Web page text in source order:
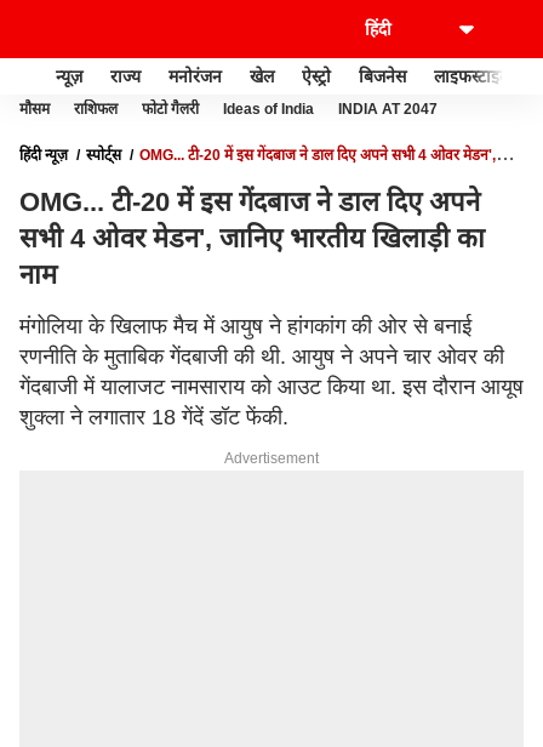
न्यूज़ राज्य मनोरंजन खेल ऐस्ट्रो बिजनेस लाइफस्टाइल
मौसम राशिफल फोटो गैलरी Ideas of India INDIA AT 2047
हिंदी न्यूज़ स्पोर्ट्स
OMG... टी-20 में इस गेंदबाज ने डाल दिए अपने सभी 4 ओवर मेडन',
OMG... टी-20 में इस गेंदबाज ने डाल दिए अपने
सभी 4 ओवर मेडन', जानिए भारतीय खिलाड़ी का
नाम
मंगोलिया के खिलाफ मैच में आयुष ने हांगकांग की ओर से बनाई
रणनीति के मुताबिक गेंदबाजी की थी. आयुष ने अपने चार ओवर की
गेंदबाजी में यालाजट नामसाराय को आउट किया था. इस दौरान आयूष
शुक्ला ने लगातार 18 गेंदें डॉट फेंकी.
Advertisement